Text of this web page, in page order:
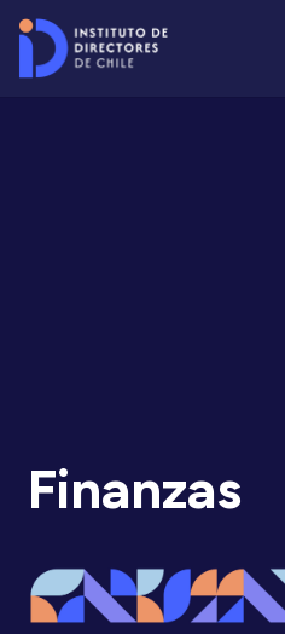
Finanzas